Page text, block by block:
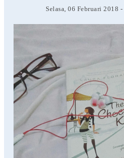
Selasa, 06 Februari 2018 -